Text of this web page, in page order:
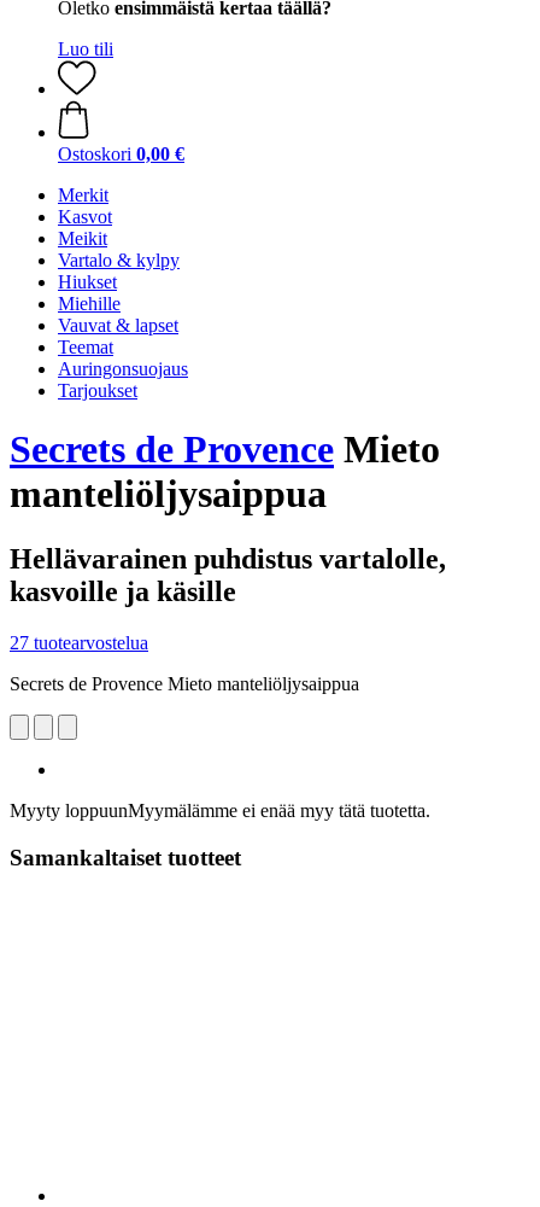
Oletko ensimmäistä kertaa täällä?
Luo tili
Ostoskori 0,00 €
Merkit
Kasvot
Meikit
Vartalo & kylpy
Hiukset
Miehille
Vauvat & lapset
Teemat
Auringonsuojaus
Tarjoukset
Secrets de Provence Mieto
manteliöljysaippua
Hellävarainen puhdistus vartalolle,
kasvoille ja käsille
27 tuotearvostelua
Secrets de Provence Mieto manteliöljysaippua
Myyty loppuunMyymälämme ei enää myy tätä tuotetta.
Samankaltaiset tuotteet